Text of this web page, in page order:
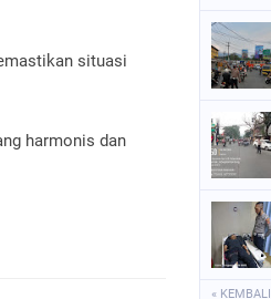
situasi
harmonis dan
« KEMBALI